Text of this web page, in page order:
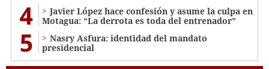
4
Javier López hace confesión y asume la culpa en
Motagua: “La derrota es toda del entrenador”
5
Nasry Asfura: identidad del mandato
presidencial